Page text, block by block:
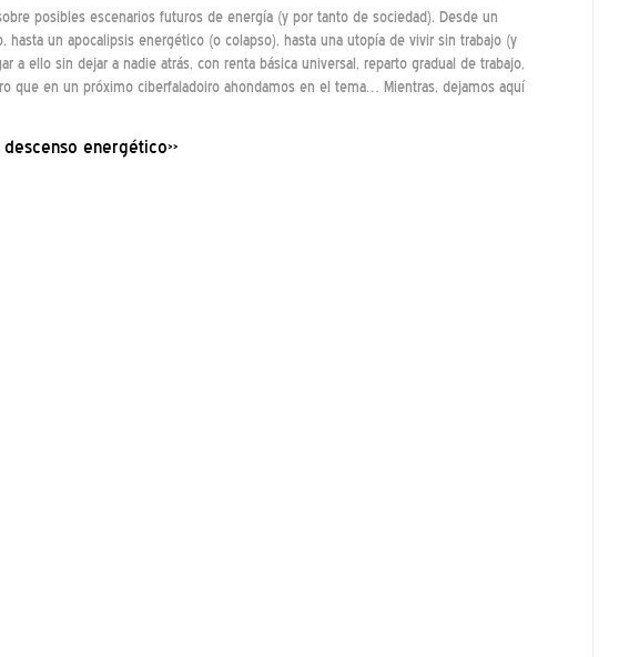
posibles escenarios futuros de energía (y por tanto de sociedad). Desde un
un apocalipsis energético (o colapso), hasta una utopía de vivir sin trabajo (y
a ello sin dejar a nadie atrás, con renta básica universal, reparto gradual de trabajo,
que en un próximo ciberfaladoiro ahondamos en el tema… Mientras, dejamos aquí
energético»